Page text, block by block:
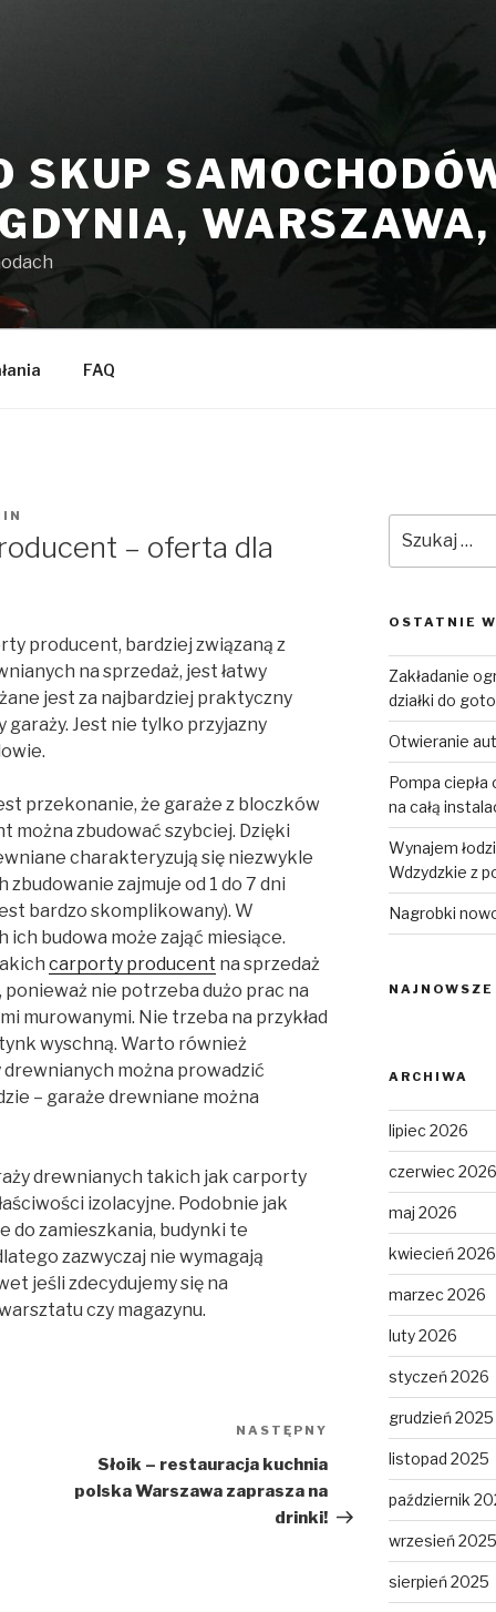
SKUP
FAQ
– oferta dla
producent, bardziej związaną z
na sprzedaż, jest łatwy
jest za najbardziej praktyczny
garaży. Jest nie tylko przyjazny
przekonanie, że garaże z bloczków
zbudować szybciej. Dzięki
charakteryzują się niezwykle
zajmuje od 1 do 7 dni
bardzo skomplikowany). W
budowa może zająć miesiące.
carporty producent na sprzedaż
nie potrzeba dużo prac na
murowanymi. Nie trzeba na przykład
wyschną. Warto również
można prowadzić
– garaże drewniane można
drewnianych takich jak carporty
izolacyjne. Podobnie jak
do zamieszkania, budynki te
zazwyczaj nie wymagają
jeśli zdecydujemy się na
czy magazynu.
Następny
NASTĘPNY
Słoik – restauracja kuchnia
polska Warszawa zaprasza na
drinki!
OSTATNIE
Zakładanie
działki do
Otwieranie
Pompa ciepła
na całą
Wynajem
Wdzydzkie z
Nagrobki
ARCHIWA
lipiec 2026
czerwiec 2026
maj 2026
kwiecień 2026
marzec 2026
luty 2026
styczeń 2026
grudzień 2025
listopad 2025
październik
wrzesień 2025
sierpień 2025